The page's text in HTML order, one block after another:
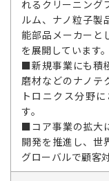
れるクリーニング
ルム、ナノ粒子製
能部品メーカーと
を展開しています。
■新規事業にも積
磨材などのナノテ
トロニクス分野
す。
■コア事業の拡大
開発を推進し、世
グローバルで顧客